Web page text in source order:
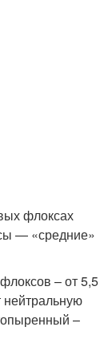
флоксах
— «средние»
– от 5,5
–